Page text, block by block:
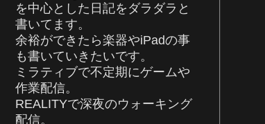
を中心とした日記をダラダラと
書いてます。
余裕ができたら楽器やiPadの事
も書いていきたいです。
ミラティブで不定期にゲームや
作業配信。
REALITYで深夜のウォーキング
配信。